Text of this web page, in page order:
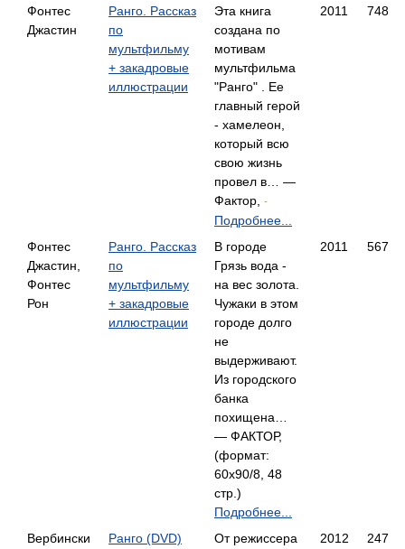
Фонтес
Джастин
Ранго. Рассказ
по
мультфильму
+ закадровые
иллюстрации
Эта книга
создана по
мотивам
мультфильма
"Ранго" . Ее
главный герой
- хамелеон,
который всю
свою жизнь
провел в… —
Фактор,
-
Подробнее...
2011 748
Фонтес
Джастин,
Фонтес
Рон
Ранго. Рассказ
по
мультфильму
+ закадровые
иллюстрации
В городе
Грязь вода -
на вес золота.
Чужаки в этом
городе долго
не
выдерживают.
Из городского
банка
похищена…
— ФАКТОР,
(формат:
60x90/8, 48
стр.)
Подробнее...
2011 567
Вербински
Ранго (DVD)
От режиссера
2012 247